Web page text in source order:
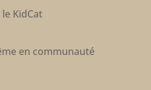
KidCat
en communauté